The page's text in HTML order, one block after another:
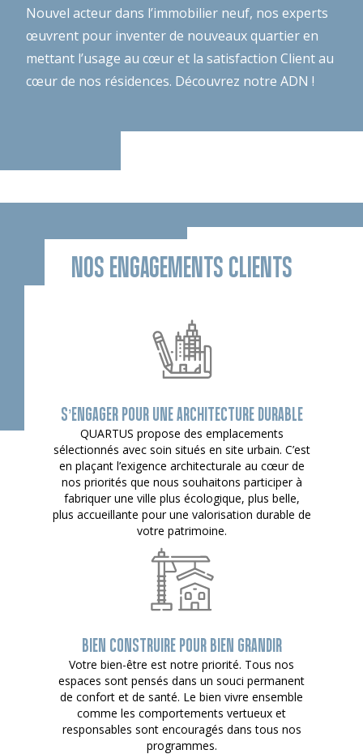
Nouvel acteur dans l’immobilier neuf, nos experts
œuvrent pour inventer de nouveaux quartier en
mettant l’usage au cœur et la satisfaction Client au
cœur de nos résidences. Découvrez notre ADN !
NOS ENGAGEMENTS CLIENTS
S’ENGAGER POUR UNE ARCHITECTURE DURABLE
QUARTUS propose des emplacements
sélectionnés avec soin situés en site urbain. C’est
en plaçant l’exigence architecturale au cœur de
nos priorités que nous souhaitons participer à
fabriquer une ville plus écologique, plus belle,
plus accueillante pour une valorisation durable de
votre patrimoine.
BIEN CONSTRUIRE POUR BIEN GRANDIR
Votre bien-être est notre priorité. Tous nos
espaces sont pensés dans un souci permanent
de confort et de santé. Le bien vivre ensemble
comme les comportements vertueux et
responsables sont encouragés dans tous nos
programmes.